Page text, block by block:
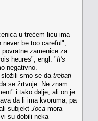
u trećem licu ima
never be too careful",
povratne zamenice za
heures", engl. "It's
negativno.
smo se da trebati
se žrtvuje. Ne znam
i tako dalje, ali on je
da li ima kvoruma, pa
ali subjekt Joca mora
su dobili neka